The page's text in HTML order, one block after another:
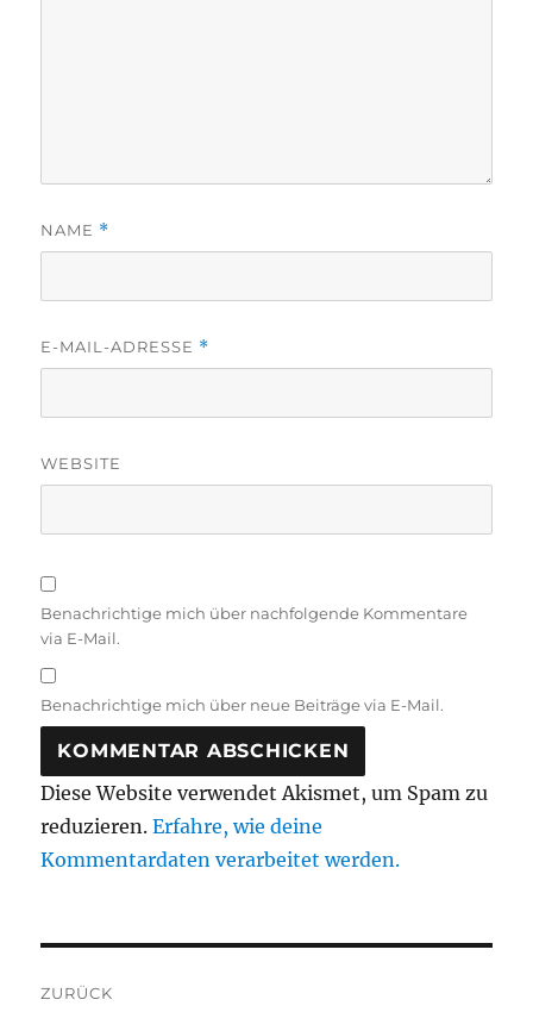
NAME *
E-MAIL-ADRESSE *
WEBSITE
Benachrichtige mich über nachfolgende Kommentare
via E-Mail.
Benachrichtige mich über neue Beiträge via E-Mail.
Diese Website verwendet Akismet, um Spam zu
reduzieren.Erfahre, wie deine
Kommentardaten verarbeitet werden.
ZURÜCK